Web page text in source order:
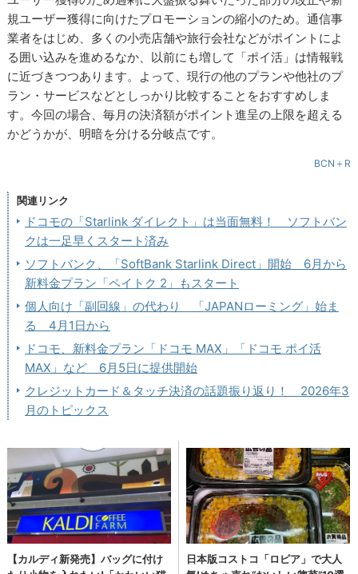
規ユーザー獲得に向けたプロモーションの縮小のため。通信事
業者をはじめ、多くの小売店舗や旅行会社などがポイントによ
る囲い込みを進めるなか、以前にも増して「ポイ活」は情報戦
に近づきつつあります。よって、現行の他のプランや他社のプ
ラン・サービスなどとしっかり比較することをおすすめしま
す。今回の場合、毎月の決済額がポイント進呈の上限を超える
かどうかが、明暗を分ける分岐点です。
BCN＋R
関連リンク
ドコモの「Starlink ダイレクト」は当面無料！ ソフトバン
クは一足早くスタート済み
ソフトバンク、「SoftBank Starlink Direct」開始 6月から
新料金プラン「ペイトク 2」もスタート
個人向け「副回線」の代わり 「JAPANローミング」始ま
る 4月1日から
ドコモ、新料金プラン「ドコモ MAX」「ドコモ ポイ活
MAX」など 6月5日に提供開始
クレジットカード＆タッチ決済の話題振り返り！ 2026年3
月のトピックス